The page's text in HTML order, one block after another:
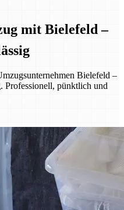
mit Bielefeld –
Bielefeld –
Professionell, pünktlich und